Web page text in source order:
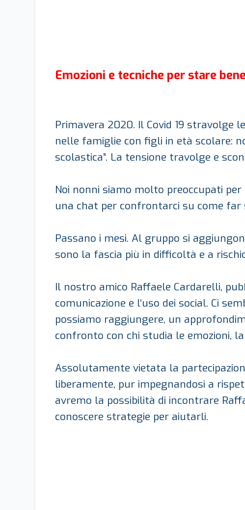
Emozioni e tecniche per stare
Primavera 2020. Il Covid 19 stravolge
nelle famiglie con figli in età scolare:
scolastica”. La tensione travolge e
Noi nonni siamo molto preoccupati
una chat per confrontarci su come
Passano i mesi. Al gruppo si
sono la fascia più in difficoltà e a
Il nostro amico Raffaele Cardarelli,
comunicazione e l’uso dei social. Ci
possiamo raggiungere, un
confronto con chi studia le emozioni,
Assolutamente vietata la
liberamente, pur impegnandosi a
avremo la possibilità di incontrare
conoscere strategie per aiutarli.